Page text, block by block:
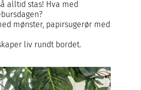
alltid stas! Hva med
mønster, papirsugerør med
liv rundt bordet.